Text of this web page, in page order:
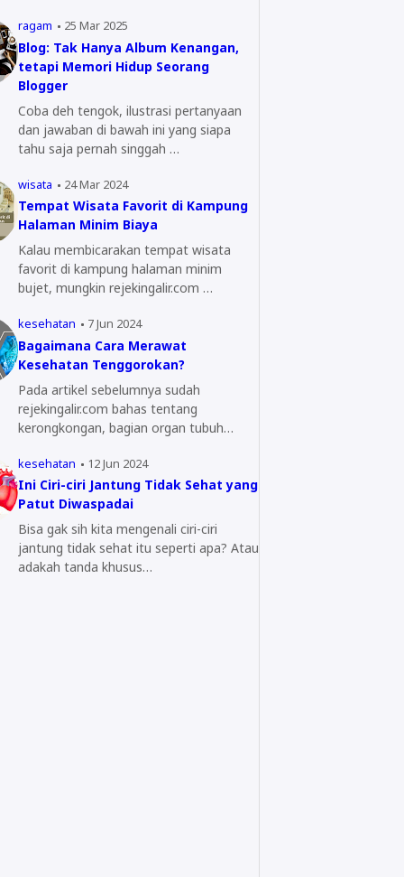
ragam 25 Mar 2025
Blog: Tak Hanya Album Kenangan,
tetapi Memori Hidup Seorang
Blogger
Coba deh tengok, ilustrasi pertanyaan
dan jawaban di bawah ini yang siapa
tahu saja pernah singgah …
wisata 24 Mar 2024
Tempat Wisata Favorit di Kampung
Halaman Minim Biaya
Kalau membicarakan tempat wisata
favorit di kampung halaman minim
bujet, mungkin rejekingalir.com …
kesehatan 7 Jun 2024
Bagaimana Cara Merawat
Kesehatan Tenggorokan?
Pada artikel sebelumnya sudah
rejekingalir.com bahas tentang
kerongkongan, bagian organ tubuh
kesehatan 12 Jun 2024
Ini Ciri-ciri Jantung Tidak Sehat yang
Patut Diwaspadai
Bisa gak sih kita mengenali ciri-ciri
jantung tidak sehat itu seperti apa? Atau
adakah tanda khusus…